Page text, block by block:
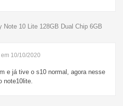
Note 10 Lite 128GB Dual Chip 6GB
em 10/10/2020
e já tive o s10 normal, agora nesse
note10lite.